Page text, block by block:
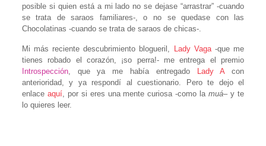
posible si quien está a mi lado no se dejase “arrastrar” -cuando
se trata de saraos familiares-, o no se quedase con las
Chocolatinas -cuando se trata de saraos de chicas-.
Mi más reciente descubrimiento blogueril, Lady Vaga-que me
tienes robado el corazón, ¡so perra!- me entrega el premio
Introspección, que ya me había entregado Lady Acon
anterioridad, y ya respondí al cuestionario. Pero te dejo el
enlace aquí, por si eres una mente curiosa -como lamuá– y te
lo quieres leer.